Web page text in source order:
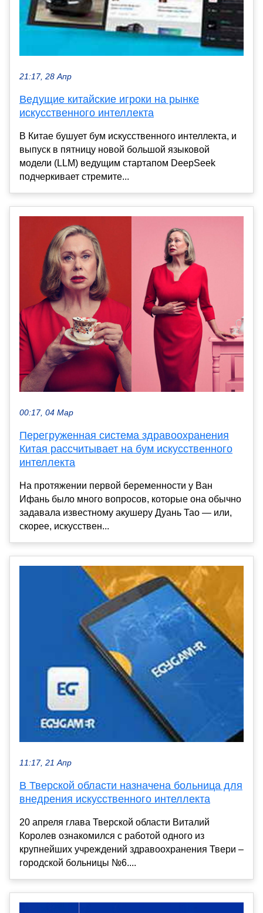
21:17, 28 Апр
Ведущие китайские игроки на рынке
искусственного интеллекта
В Китае бушует бум искусственного интеллекта, и
выпуск в пятницу новой большой языковой
модели (LLM) ведущим стартапом DeepSeek
подчеркивает стремите...
00:17, 04 Мар
Перегруженная система здравоохранения
Китая рассчитывает на бум искусственного
интеллекта
На протяжении первой беременности у Ван
Ифань было много вопросов, которые она обычно
задавала известному акушеру Дуань Тао — или,
скорее, искусствен...
11:17, 21 Апр
В Тверской области назначена больница для
внедрения искусственного интеллекта
20 апреля глава Тверской области Виталий
Королев ознакомился с работой одного из
крупнейших учреждений здравоохранения Твери –
городской больницы №6....